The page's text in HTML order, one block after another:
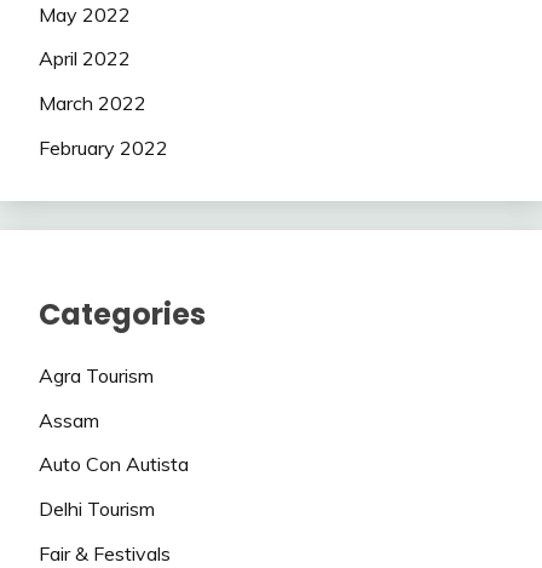
May 2022
April 2022
March 2022
February 2022
Categories
Agra Tourism
Assam
Auto Con Autista
Delhi Tourism
Fair & Festivals